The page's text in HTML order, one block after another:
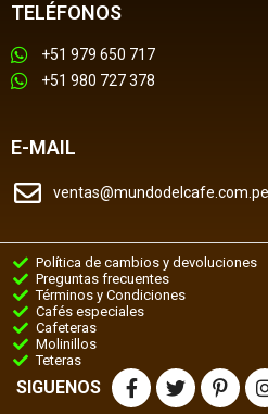
TELÉFONOS
+51 979 650 717
+51 980 727 378
E-MAIL
ventas@mundodelcafe.com.pe
Política de cambios y devoluciones
Preguntas frecuentes
Términos y Condiciones
Cafés especiales
Cafeteras
Molinillos
Teteras
SIGUENOS